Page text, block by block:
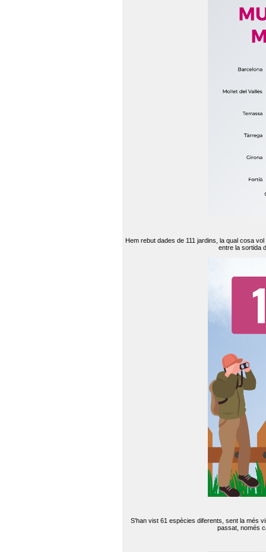
Hem rebut dades de 111 jardins, la qual cosa
entre la sortida
S'han vist 61 espècies diferents, sent la més
passat, només